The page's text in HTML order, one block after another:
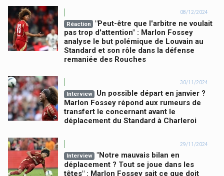
08/12/2024
Réaction
"Peut-être que l'arbitre ne voulait
pas trop d'attention" : Marlon Fossey
analyse le but polémique de Louvain au
Standard et son rôle dans la défense
remaniée des Rouches
30/11/2024
Interview
Un possible départ en janvier ?
Marlon Fossey répond aux rumeurs de
transfert le concernant avant le
déplacement du Standard à Charleroi
29/11/2024
Interview
"Notre mauvais bilan en
déplacement ? Tout se joue dans les
têtes" : Marlon Fossey sait ce que doit